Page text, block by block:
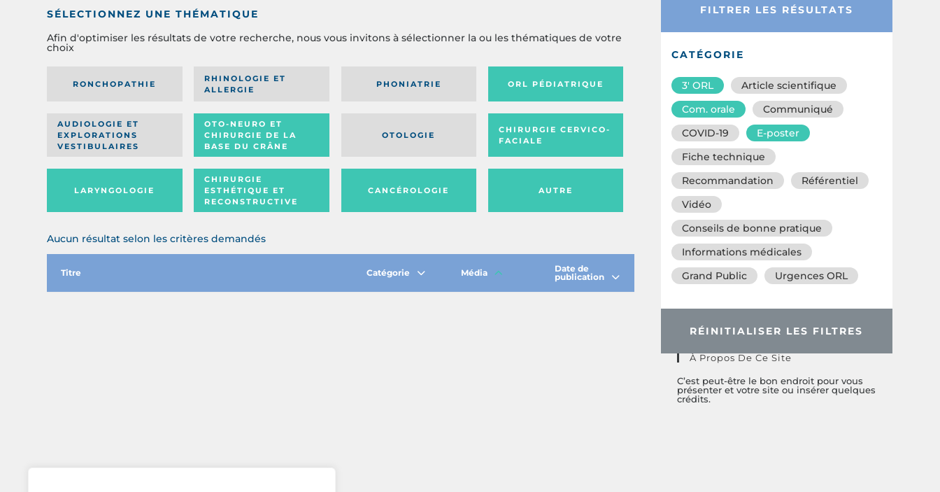
SÉLECTIONNEZ UNE THÉMATIQUE
Afin d'optimiser les résultats de votre recherche, nous vous invitons à sélectionner la ou les thématiques de votre
choix
RONCHOPATHIE
RHINOLOGIE ET
ALLERGIE
PHONIATRIE ORL PÉDIATRIQUE
AUDIOLOGIE ET
EXPLORATIONS
VESTIBULAIRES
OTO-NEURO ET
CHIRURGIE DE LA
BASE DU CRÂNE
OTOLOGIE
CHIRURGIE CERVICO-
FACIALE
AUTRE
LARYNGOLOGIE
CHIRURGIE
ESTHÉTIQUE ET
RECONSTRUCTIVE
CANCÉROLOGIE
Aucun résultat selon les critères demandés
Titre Catégorie Média
Date de
publication
FILTRER LES RÉSULTATS
CATÉGORIE
3′ ORL
Article scientifique
Com. orale
Communiqué
COVID-19
E-poster
Fiche technique
Recommandation
Référentiel
Vidéo
Conseils de bonne pratique
Informations médicales
Grand Public
Urgences ORL
RÉINITIALISER LES FILTRES
À Propos De Ce Site
C’est peut-être le bon endroit pour vous
présenter et votre site ou insérer quelques
crédits.